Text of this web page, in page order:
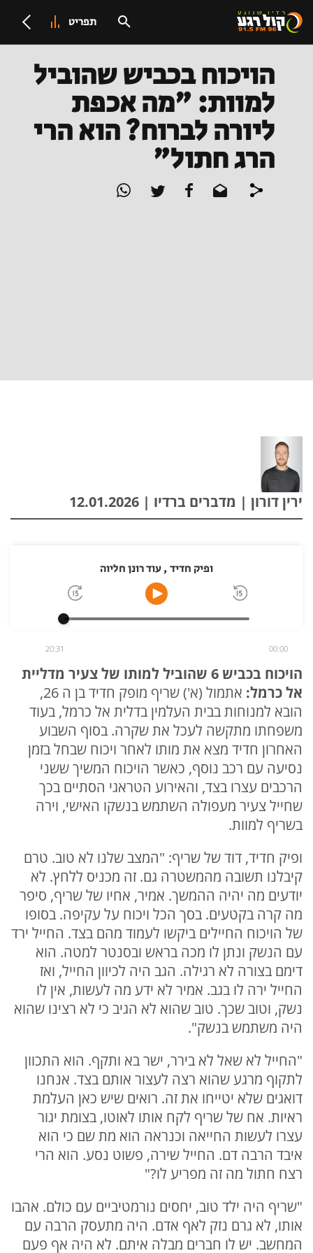
תפריט
הויכוח בכביש שהוביל
למוות: "מה אכפת
ליורה לברוח? הוא הרי
הרג חתול"
ירין דורון | מדברים ברדיו | 12.01.2026
ופיק חדיד , עוד רונן חליוה
00:00
20:31
הויכוח בכביש 6 שהוביל למותו של צעיר מדליית
אל כרמל:
אתמול (א') שריף מופק חדיד בן ה 26,
הובא למנוחות בבית העלמין בדלית אל כרמל, בעוד
משפחתו מתקשה לעכל את שקרה. בסוף השבוע
האחרון חדיד מצא את מותו לאחר ויכוח שבחל בזמן
נסיעה עם רכב נוסף, כאשר הויכוח המשיך ששני
הרכבים עצרו בצד, והאירוע הטראגי הסתיים בכך
שחייל צעיר מעפולה השתמש בנשקו האישי, וירה
בשריף למוות.
ופיק חדיד, דוד של שריף: "המצב שלנו לא טוב. טרם
קיבלנו תשובה מהמשטרה גם. זה מכניס ללחץ. לא
יודעים מה יהיה ההמשך. אמיר, אחיו של שריף, סיפר
מה קרה בקטעים. בסך הכל ויכוח על עקיפה. בסופו
של הויכוח החיילים ביקשו לעמוד מהם בצד. החייל ירד
עם הנשק ונתן לו מכה בראש ובסנטר למטה. הוא
דימם בצורה לא רגילה. הגב היה לכיוון החייל, ואז
החייל ירה לו בגב. אמיר לא ידע מה לעשות, אין לו
נשק, וטוב שכך. טוב שהוא לא הגיב כי לא רצינו שהוא
היה משתמש בנשק".
"החייל לא שאל לא בירר, ישר בא ותקף. הוא התכוון
לתקוף מרגע שהוא רצה לעצור אותם בצד. אנחנו
דואגים שלא יטייחו את זה. רואים שיש כאן העלמת
ראיות. אח של שריף לקח אותו לאוטו, בצומת יגור
עצרו לעשות החייאה וכנראה הוא מת שם כי הוא
איבד הרבה דם. החייל שירה, פשוט נסע. הוא הרי
רצח חתול מה זה מפריע לו?"
"שריף היה ילד טוב, יחסים נורמטיביים עם כולם. אהבו
אותו, לא גרם נזק לאף אדם. היה מתעסק הרבה עם
המחשב. יש לו חברים מבלה איתם. לא היה אף פעם